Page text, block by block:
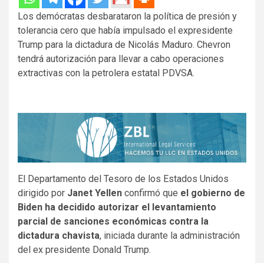
Los demócratas desbarataron la política de presión y
tolerancia cero que había impulsado el expresidente
Trump para la dictadura de Nicolás Maduro. Chevron
tendrá autorización para llevar a cabo operaciones
extractivas con la petrolera estatal PDVSA.
El Departamento del Tesoro de los Estados Unidos
dirigido por Janet Yellen confirmó que el gobierno de
Biden ha decidido autorizar el levantamiento
parcial de sanciones económicas contra la
dictadura chavista, iniciada durante la administración
del ex presidente Donald Trump.